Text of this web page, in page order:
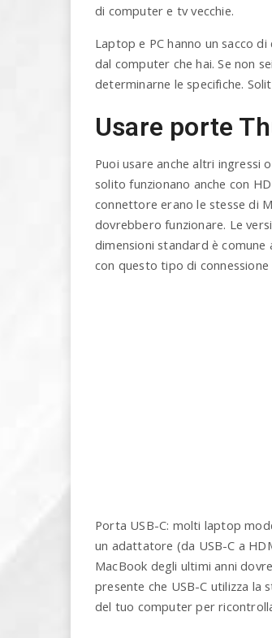
di computer e tv vecchie.
Laptop e PC hanno un sacco
dal computer che hai. Se non
determinarne le specifiche.
Usare porte
Puoi usare anche altri ingressi
solito funzionano anche con
connettore erano le stesse di
dovrebbero funzionare. Le
dimensioni standard è
con questo tipo di
Porta USB-C: molti laptop
un adattatore (da USB-C a
MacBook degli ultimi anni
presente che USB-C utilizza la
del tuo computer per